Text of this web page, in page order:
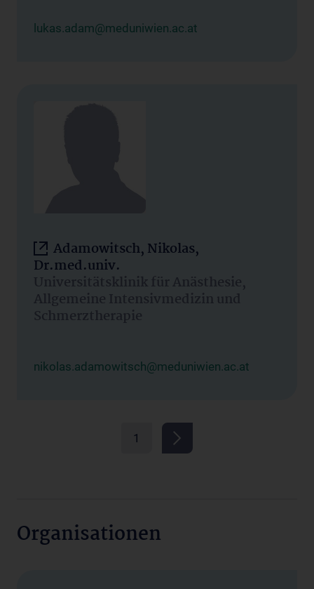
lukas.adam@meduniwien.ac.at
Adamowitsch, Nikolas,
Dr.med.univ.
Universitätsklinik für Anästhesie,
Allgemeine Intensivmedizin und
Schmerztherapie
nikolas.adamowitsch@meduniwien.ac.at
1
Organisationen